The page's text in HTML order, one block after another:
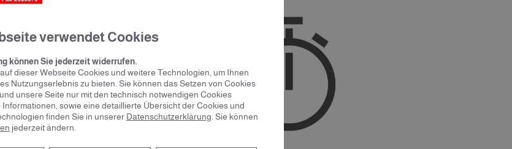
verwendet Cookies
können Sie jederzeit widerrufen.
dieser Webseite Cookies und weitere Technologien, um Ihnen
Nutzungserlebnis zu bieten. Sie können das Setzen von Cookies
unsere Seite nur mit den technisch notwendigen Cookies
Informationen, sowie eine detaillierte Übersicht der Cookies und
finden Sie in unserer Datenschutzerklärung . Sie können
jederzeit ändern.